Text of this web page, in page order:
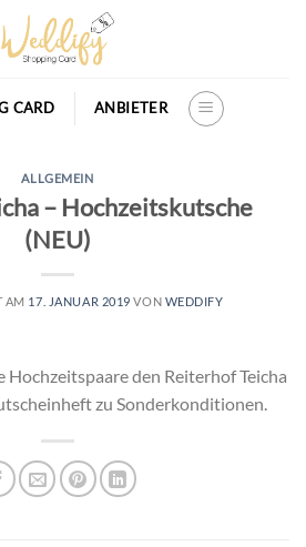
CARD ANBIETER
ALLGEMEIN
– Hochzeitskutsche
(NEU)
AM 17. JANUAR 2019 VON WEDDIFY
den Reiterhof Teicha
zu Sonderkonditionen.